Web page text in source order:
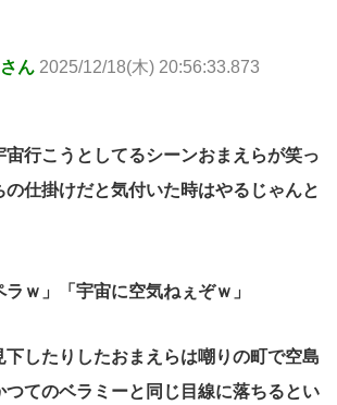
ん 2025/12/18(木) 20:56:33.873
宙行こうとしてるシーンおまえらが笑っ
仕掛けだと気付いた時はやるじゃんと
ｗ」「宇宙に空気ねぇぞｗ」
下したりしたおまえらは嘲りの町で空島
つてのベラミーと同じ目線に落ちるとい